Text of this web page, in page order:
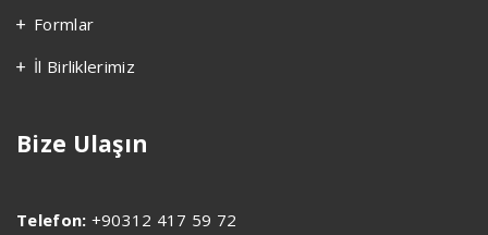
Formlar
İl Birliklerimiz
Bize Ulaşın
Telefon: +90312 417 59 72